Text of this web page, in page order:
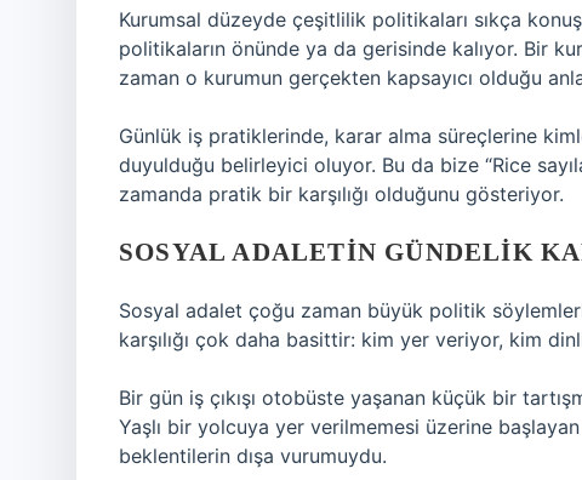
Kurumsal düzeyde çeşitlilik politikaları sıkça
politikaların önünde ya da gerisinde kalıyor. Bir
zaman o kurumun gerçekten kapsayıcı olduğu
Günlük iş pratiklerinde, karar alma süreçlerine
duyulduğu belirleyici oluyor. Bu da bize “Rice
zamanda pratik bir karşılığı olduğunu gösteriyor.
SOSYAL ADALETIN GÜNDELIK
Sosyal adalet çoğu zaman büyük politik
karşılığı çok daha basittir: kim yer veriyor, kim
Bir gün iş çıkışı otobüste yaşanan küçük bir
Yaşlı bir yolcuya yer verilmemesi üzerine
beklentilerin dışa vurumuydu.